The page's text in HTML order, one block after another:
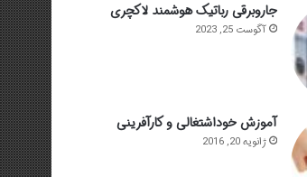
جاروبرقی رباتیک هوشمند لاکچری
آگوست 25, 2023
آموزش خوداشتغالی و کارآفرینی
ژانویه 20, 2016